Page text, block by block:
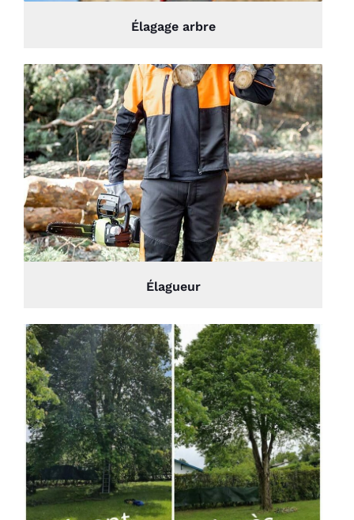
Élagage arbre
Élagueur